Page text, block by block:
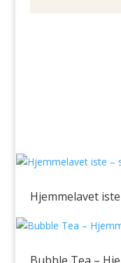
Hjemmelavet